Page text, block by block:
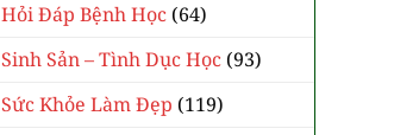
Hỏi Đáp Bệnh Học (64)
Sinh Sản – Tình Dục Học (93)
Sức Khỏe Làm Đẹp (119)